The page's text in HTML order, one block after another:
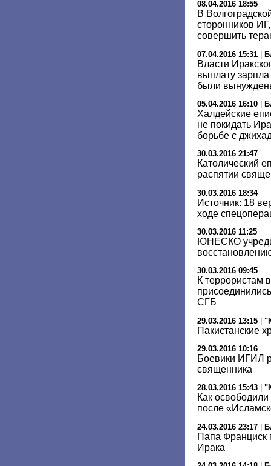
08.04.2016 18:55
В
сторонников
совершить
07.04.2016 15:31 |
Власти
выплату
были
05.04.2016 16:10
Халдейские
не покидать
борьбе с
30.03.2016 21:47
Католический
распятии
30.03.2016 18:34
Источник: 18
ходе
30.03.2016 11:25
ЮНЕСКО
30.03.2016 09:45
К террористам
СГБ
29.03.2016 13:15 |
Пакистанские
29.03.2016 10:16
Боевики ИГИЛ
священника
28.03.2016 15:43
Как
после
24.03.2016 23:17 |
Папа Франциск
Ирака